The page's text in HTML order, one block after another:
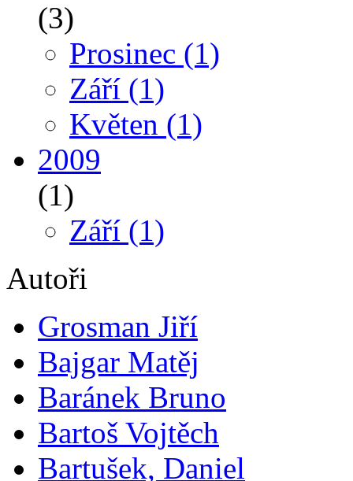
(3)
Prosinec (1)
Září (1)
Květen (1)
2009
(1)
Září (1)
Autoři
Grosman Jiří
Bajgar Matěj
Baránek Bruno
Bartoš Vojtěch
Bartušek, Daniel